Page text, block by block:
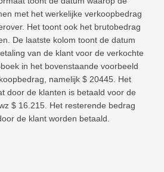
met het werkelijke verkoopbedrag
Het toont ook het brutobedrag
De laatste kolom toont de datum
van de klant voor de verkochte
in het bovenstaande voorbeeld
namelijk $ 20445. Het
door de klanten is betaald voor de
$ 16.215. Het resterende bedrag
de klant worden betaald.